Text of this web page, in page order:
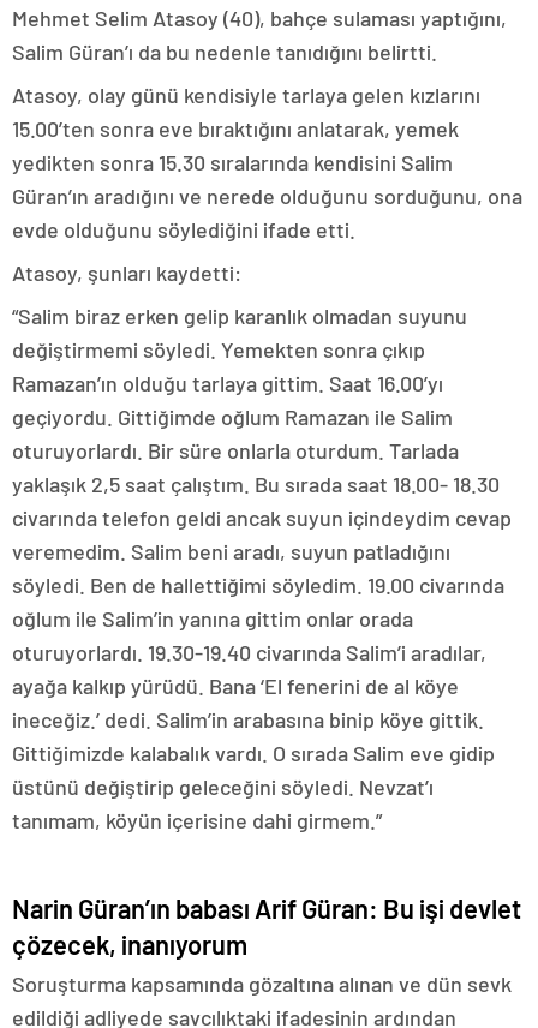
Mehmet Selim Atasoy (40), bahçe sulaması yaptığını,
Salim Güran’ı da bu nedenle tanıdığını belirtti.
Atasoy, olay günü kendisiyle tarlaya gelen kızlarını
15.00’ten sonra eve bıraktığını anlatarak, yemek
yedikten sonra 15.30 sıralarında kendisini Salim
Güran’ın aradığını ve nerede olduğunu sorduğunu, ona
evde olduğunu söylediğini ifade etti.
Atasoy, şunları kaydetti:
“Salim biraz erken gelip karanlık olmadan suyunu
değiştirmemi söyledi. Yemekten sonra çıkıp
Ramazan’ın olduğu tarlaya gittim. Saat 16.00’yı
geçiyordu. Gittiğimde oğlum Ramazan ile Salim
oturuyorlardı. Bir süre onlarla oturdum. Tarlada
yaklaşık 2,5 saat çalıştım. Bu sırada saat 18.00- 18.30
civarında telefon geldi ancak suyun içindeydim cevap
veremedim. Salim beni aradı, suyun patladığını
söyledi. Ben de hallettiğimi söyledim. 19.00 civarında
oğlum ile Salim’in yanına gittim onlar orada
oturuyorlardı. 19.30-19.40 civarında Salim’i aradılar,
ayağa kalkıp yürüdü. Bana ‘El fenerini de al köye
ineceğiz.’ dedi. Salim’in arabasına binip köye gittik.
Gittiğimizde kalabalık vardı. O sırada Salim eve gidip
üstünü değiştirip geleceğini söyledi. Nevzat’ı
tanımam, köyün içerisine dahi girmem.”
Narin Güran’ın babası Arif Güran: Bu işi devlet
çözecek, inanıyorum
Soruşturma kapsamında gözaltına alınan ve dün sevk
edildiği adliyede savcılıktaki ifadesinin ardından